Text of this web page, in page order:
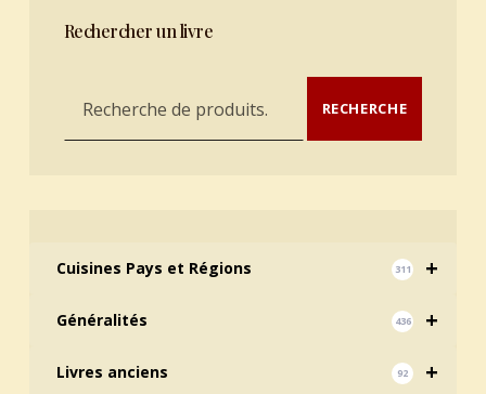
Rechercher un livre
Recherche pour : RECHERCHE
+
Cuisines Pays et Régions 311
+
Généralités 436
+
Livres anciens 92